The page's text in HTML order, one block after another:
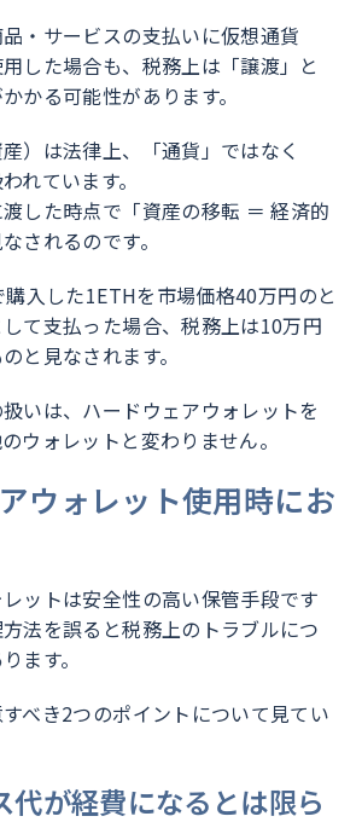
・サービスの支払いに仮想通貨
用した場合も、税務上は「譲渡」と
かる可能性があります。
）は法律上、「通貨」ではなく
れています。
した時点で「資産の移転 ＝ 経済的
されるのです。
入した1ETHを市場価格40万円のと
て支払った場合、税務上は10万円
と見なされます。
いは、ハードウェアウォレットを
ウォレットと変わりません。
ウォレット使用時にお
ットは安全性の高い保管手段です
法を誤ると税務上のトラブルにつ
ます。
べき2つのポイントについて見てい
代が経費になるとは限ら